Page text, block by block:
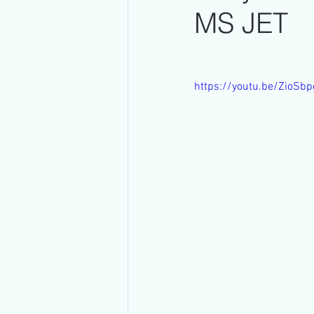
Transmissão Ao Vivo Ramo
MS JET
https://youtu.be/